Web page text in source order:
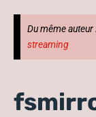
Du même auteur
streaming